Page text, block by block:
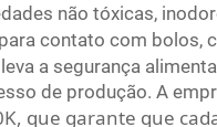
não tóxicas,
contato com bolos,
a segurança
de produção. A
que garante que